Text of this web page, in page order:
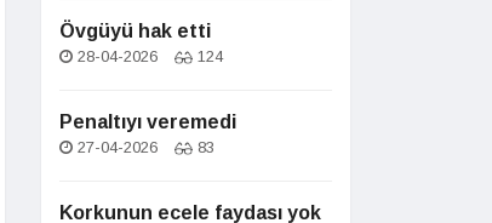
Övgüyü hak etti
28-04-2026 124
Penaltıyı veremedi
27-04-2026 83
Korkunun ecele faydası yok